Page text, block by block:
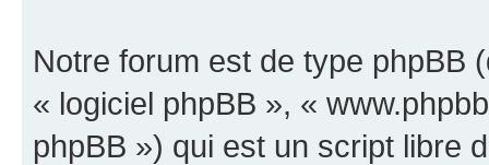
Notre forum est de type phpBB
« logiciel phpBB », «
phpBB ») qui est un script libre